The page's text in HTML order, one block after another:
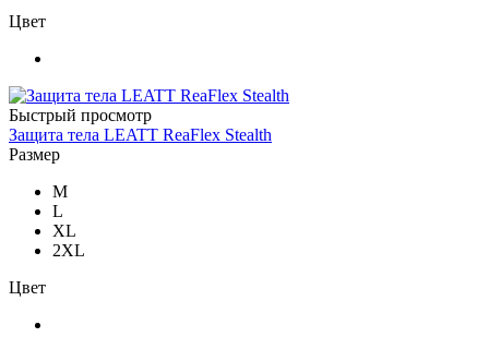
Цвет
Быстрый просмотр
Защита тела LEATT ReaFlex Stealth
Размер
M
L
XL
2XL
Цвет